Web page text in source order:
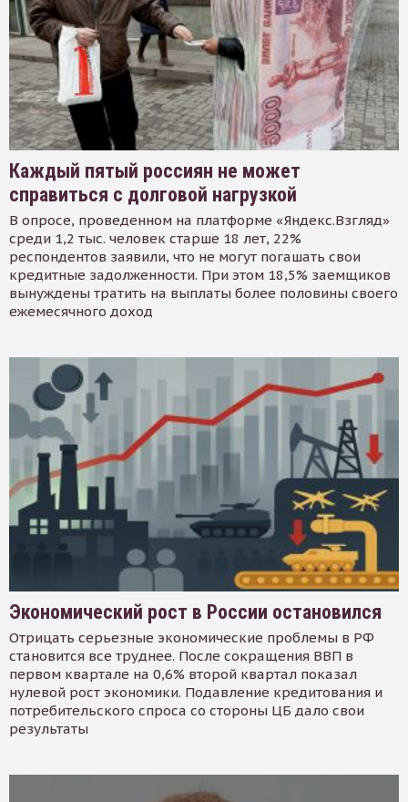
Каждый пятый россиян не может
справиться с долговой нагрузкой
В опросе, проведенном на платформе «Яндекс.Взгляд»
среди 1,2 тыс. человек старше 18 лет, 22%
респондентов заявили, что не могут погашать свои
кредитные задолженности. При этом 18,5% заемщиков
вынуждены тратить на выплаты более половины своего
ежемесячного доход
Экономический рост в России остановился
Отрицать серьезные экономические проблемы в РФ
становится все труднее. После сокращения ВВП в
первом квартале на 0,6% второй квартал показал
нулевой рост экономики. Подавление кредитования и
потребительского спроса со стороны ЦБ дало свои
результаты